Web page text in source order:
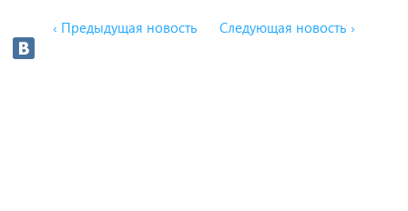
‹ Предыдущая новость Следующая новость ›